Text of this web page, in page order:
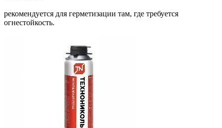
рекомендуется для герметизации там, где требуется
огнестойкость.